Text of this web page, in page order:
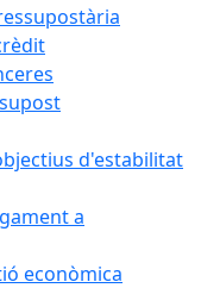
d'estabilitat
a
econòmica